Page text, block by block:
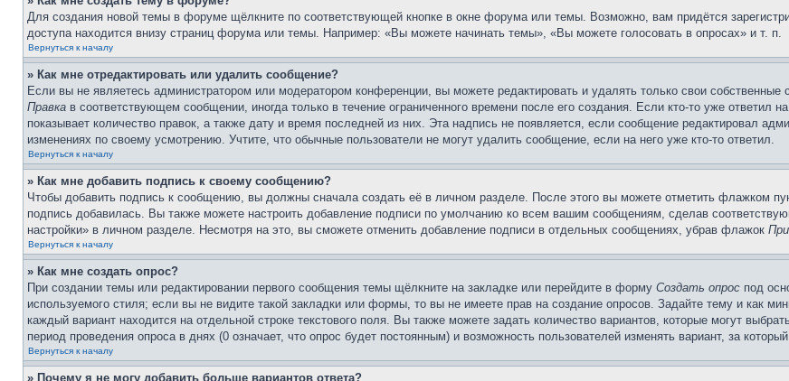
Для создания новой темы в форуме щёлкните по соответствующей кнопке в окне форума или темы. Возможно, вам придётся
доступа находится внизу страниц форума или темы. Например: «Вы можете начинать темы», «Вы можете голосовать в опросах» и т. п.
Вернуться к началу
» Как мне отредактировать или удалить сообщение?
Если вы не являетесь администратором или модератором конференции, вы можете редактировать и удалять только свои
Правка в соответствующем сообщении, иногда только в течение ограниченного времени после его создания. Если кто-то уже ответил
показывает количество правок, а также дату и время последней из них. Эта надпись не появляется, если сообщение редактировал
изменениях по своему усмотрению. Учтите, что обычные пользователи не могут удалить сообщение, если на него уже кто-то ответил.
Вернуться к началу
» Как мне добавить подпись к своему сообщению?
Чтобы добавить подпись к сообщению, вы должны сначала создать её в личном разделе. После этого вы можете отметить флажком
подпись добавилась. Вы также можете настроить добавление подписи по умолчанию ко всем вашим сообщениям, сделав
настройки» в личном разделе. Несмотря на это, вы сможете отменить добавление подписи в отдельных сообщениях, убрав флажок
Вернуться к началу
» Как мне создать опрос?
При создании темы или редактировании первого сообщения темы щёлкните на закладке или перейдите в форму Создать опрос под
используемого стиля; если вы не видите такой закладки или формы, то вы не имеете прав на создание опросов. Задайте тему и как
каждый вариант находится на отдельной строке текстового поля. Вы также можете задать количество вариантов, которые могут
период проведения опроса в днях (0 означает, что опрос будет постоянным) и возможность пользователей изменять вариант, за
Вернуться к началу
» Почему я не могу добавить больше вариантов ответа?